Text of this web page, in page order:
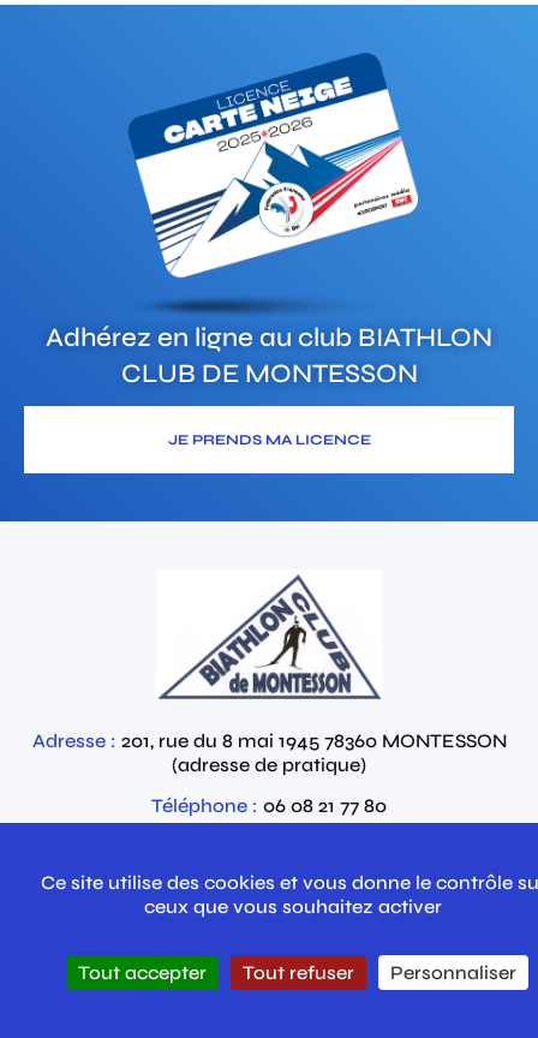
Adhérez en ligne au club BIATHLON
CLUB DE MONTESSON
JE PRENDS MA LICENCE
Adresse : 201, rue du 8 mai 1945 78360 MONTESSON
(adresse de pratique)
Téléphone : 06 08 21 77 80
Politique de
Mentions
Ce site utilise des cookies et vous donne le contrôle
ceux que vous souhaitez activer
Tout accepter Tout refuser Personnaliser